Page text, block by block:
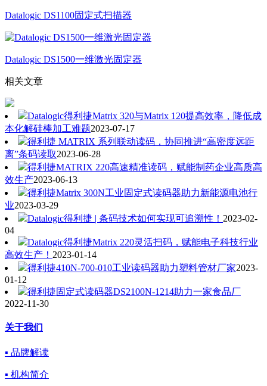
Datalogic DS1100固定式扫描器
Datalogic DS1500一维激光固定器
相关文章
Datalogic得利捷Matrix 320与Matrix 120提高效率，降低成
本化解硅棒加工难题2023-07-17
得利捷 MATRIX 系列联动读码，协同推进“高密度远距
离”条码读取2023-06-28
得利捷MATRIX 220高速精准读码，赋能制药企业高质高
效生产2023-06-13
得利捷Matrix 300N工业固定式读码器助力新能源电池行
业2023-03-29
Datalogic得利捷 | 条码技术如何实现可追溯性！ 2023-02-
04
Datalogic得利捷Matrix 220灵活扫码，赋能电子科技行业
高效生产！ 2023-01-14
得利捷410N-700-010工业读码器助力塑料管材厂家2023-
01-12
得利捷固定式读码器DS2100N-1214助力一家食品厂
2022-11-30
关于我们
▪ 品牌解读
▪ 机构简介